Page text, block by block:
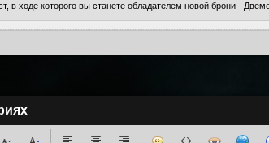
в ходе которого вы станете обладателем новой брони -